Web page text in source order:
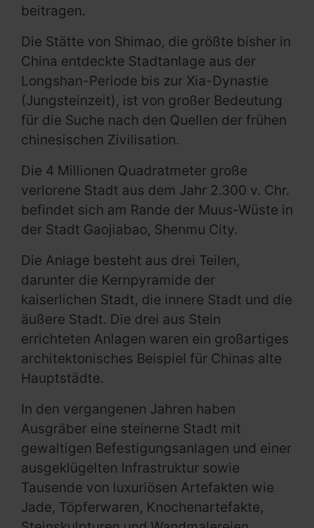
beitragen.
Die Stätte von Shimao, die größte bisher in
China entdeckte Stadtanlage aus der
Longshan-Periode bis zur Xia-Dynastie
(Jungsteinzeit), ist von großer Bedeutung
für die Suche nach den Quellen der frühen
chinesischen Zivilisation.
Die 4 Millionen Quadratmeter große
verlorene Stadt aus dem Jahr 2.300 v. Chr.
befindet sich am Rande der Muus-Wüste in
der Stadt Gaojiabao, Shenmu City.
Die Anlage besteht aus drei Teilen,
darunter die Kernpyramide der
kaiserlichen Stadt, die innere Stadt und die
äußere Stadt. Die drei aus Stein
errichteten Anlagen waren ein großartiges
architektonisches Beispiel für Chinas alte
Hauptstädte.
In den vergangenen Jahren haben
Ausgräber eine steinerne Stadt mit
gewaltigen Befestigungsanlagen und einer
ausgeklügelten Infrastruktur sowie
Tausende von luxuriösen Artefakten wie
Jade, Töpferwaren, Knochenartefakte,